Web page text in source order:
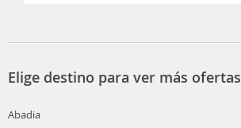
Elige destino para ver más ofertas
Abadia